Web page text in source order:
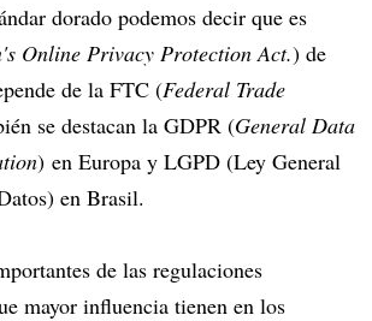
dorado podemos decir que es
Online Privacy Protection Act.) de
de la FTC (Federal Trade
se destacan la GDPR (General Data
) en Europa y LGPD (Ley General
en Brasil.
de las regulaciones
mayor influencia tienen en los